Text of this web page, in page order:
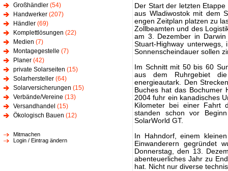
Großhändler (54)
Handwerker (207)
Händler (69)
Komplettlösungen (22)
Medien (7)
Montagegestelle (7)
Planer (42)
private Solarseiten (15)
Solarhersteller (64)
Solarversicherungen (15)
Verbände/Vereine (13)
Versandhandel (15)
Ökologisch Bauen (12)
Mitmachen
Login / Eintrag ändern
Der Start der letzten
aus Wladiwostok mit dem
engen Zeitplan platzen zu
Zollbeamten und des
am 3. Dezember in
Stuart-Highway
Sonnenscheindauer sollen
Im Schnitt mit 50 bis 60
aus dem Ruhrgebiet die
energieautark. Den
Buches hat das Bochumer
2004 fuhr ein kanadisches
Kilometer bei einer Fahrt
standen schon vor
SolarWorld GT.
In Hahndorf, einem
Einwanderern gegründet
Donnerstag, den 13.
abenteuerliches Jahr zu
hat. Nicht nur diverse